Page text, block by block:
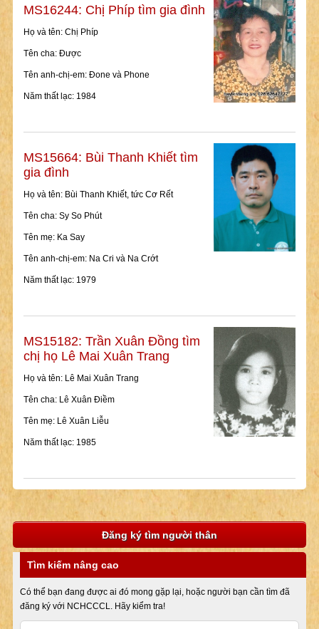
MS16244: Chị Phíp tìm gia đình
Họ và tên: Chị Phíp
Tên cha: Được
Tên anh-chị-em: Đone và Phone
Năm thất lạc: 1984
MS15664: Bùi Thanh Khiết tìm
gia đình
Họ và tên: Bùi Thanh Khiết, tức Cơ Rết
Tên cha: Sy So Phút
Tên mẹ: Ka Say
Tên anh-chị-em: Na Cri và Na Crớt
Năm thất lạc: 1979
MS15182: Trần Xuân Đồng tìm
chị họ Lê Mai Xuân Trang
Họ và tên: Lê Mai Xuân Trang
Tên cha: Lê Xuân Điềm
Tên mẹ: Lê Xuân Liễu
Năm thất lạc: 1985
Đăng ký tìm người thân
Tìm kiếm nâng cao
Có thể bạn đang được ai đó mong gặp lại, hoặc người bạn cần tìm đã
đăng ký với NCHCCCL. Hãy kiểm tra!